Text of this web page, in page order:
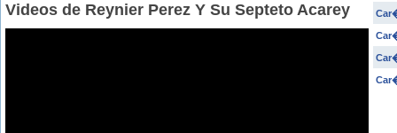
Videos de Reynier Perez Y Su Septeto Acarey